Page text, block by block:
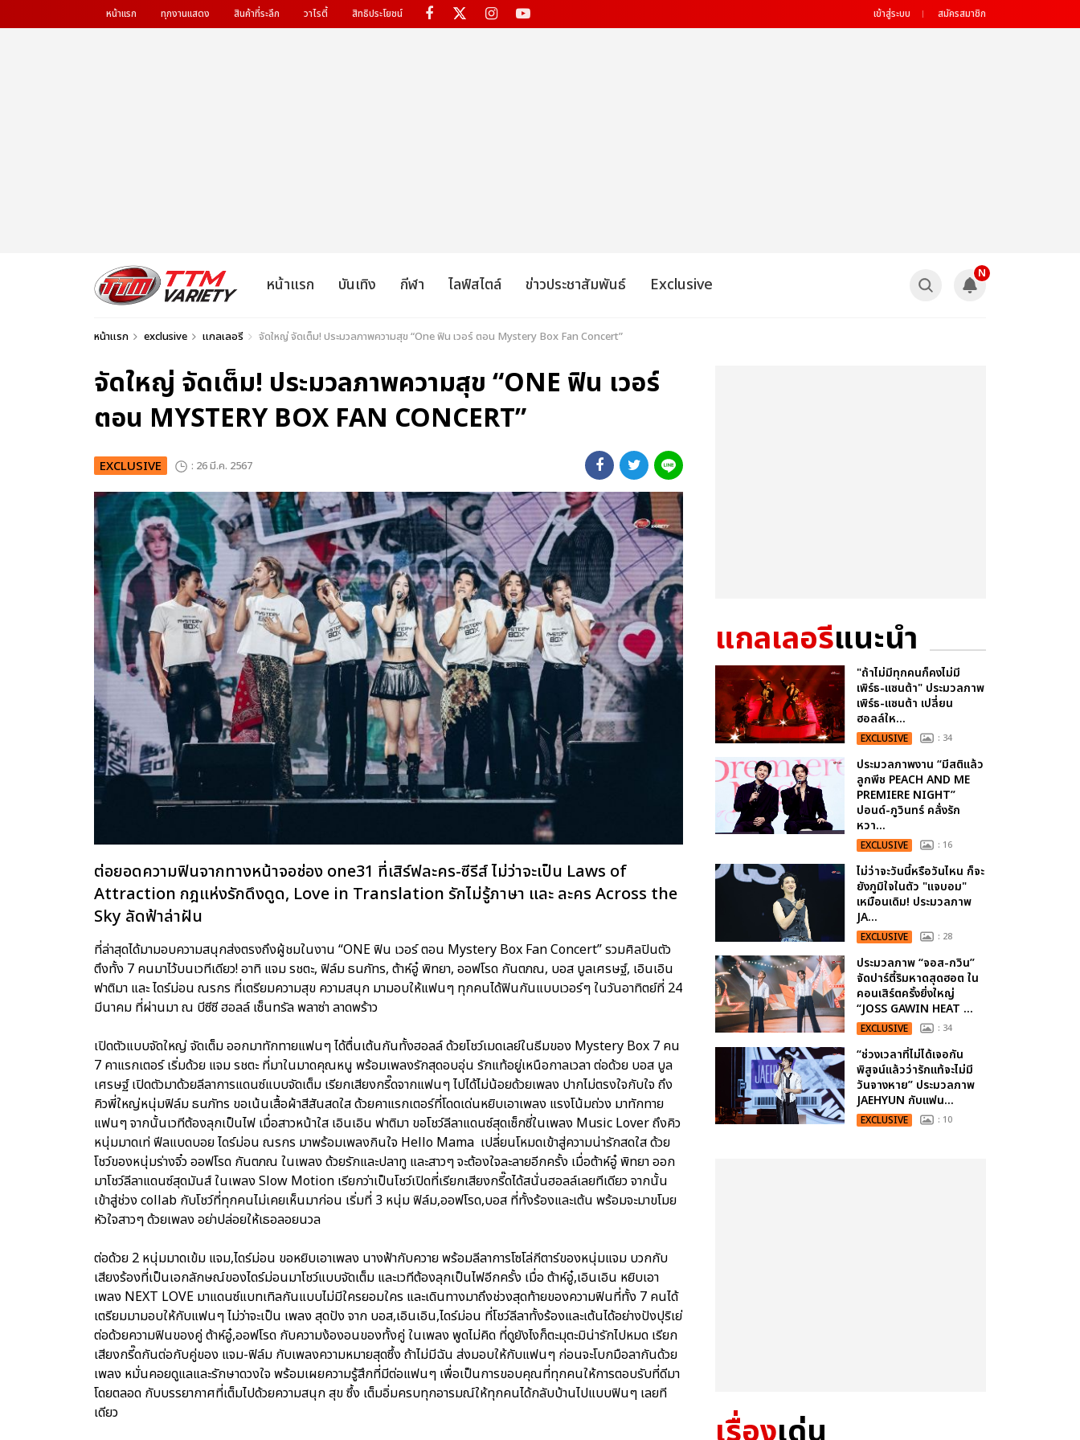
หน้าแรก ทุกงานแสดง สินค้าที่ระลึก วาไรตี้ สิทธิประโยชน์ เข้าสู่ระบบ สมัครสมาชิก
หน้าแรก บันเทิง กีฬา ไลฟ์สไตล์ ข่าวประชาสัมพันธ์ Exclusive
N
หน้าแรก exclusive แกลเลอรี จัดใหญ่ จัดเต็ม! ประมวลภาพความสุข “One ฟิน เวอร์ ตอน Mystery Box Fan Concert”
จัดใหญ่ จัดเต็ม! ประมวลภาพความสุข “ONE ฟิน เวอร์
ตอน MYSTERY BOX FAN CONCERT”
EXCLUSIVE : 26 มี.ค. 2567
ต่อยอดความฟินจากทางหน้าจอช่อง one31 ที่เสิร์ฟละคร-ซีรีส์ ไม่ว่าจะเป็น Laws of
Attraction กฎแห่งรักดึงดูด, Love in Translation รักไม่รู้ภาษา และ ละคร Across the
Sky ลัดฟ้าล่าฝัน
ที่ล่าสุดได้มามอบความสนุกส่งตรงถึงผู้ชมในงาน “ONE ฟิน เวอร์ ตอน Mystery Box Fan Concert” รวมศิลปินตัว
ตึงทั้ง 7 คนมาไว้บนเวทีเดียว! อาทิ แจม รชตะ, ฟิล์ม ธนภัทร, ต้าห์อู๋ พิทยา, ออฟโรด กันตภณ, บอส บูลเศรษฐ์, เอินเอิน
ฟาติมา และ ไดร์ม่อน ณรกร ที่เตรียมความสุข ความสนุก มามอบให้แฟนๆ ทุกคนได้ฟินกันแบบเวอร์ๆ ในวันอาทิตย์ที่ 24
มีนาคม ที่ผ่านมา ณ บีซีซี ฮอลล์ เซ็นทรัล พลาซ่า ลาดพร้าว
เปิดตัวแบบจัดใหญ่ จัดเต็ม ออกมาทักทายแฟนๆ ได้ตื่นเต้นกันทั้งฮอลล์ ด้วยโชว์เมดเลย์ในธีมของ Mystery Box 7 คน
7 คาแรกเตอร์ เริ่มด้วย แจม รชตะ ที่มาในมาดคุณหนู พร้อมเพลงรักสุดอบอุ่น รักแท้อยู่เหนือกาลเวลา ต่อด้วย บอส บูล
เศรษฐ์ เปิดตัวมาด้วยลีลาการแดนซ์แบบจัดเต็ม เรียกเสียงกรี๊ดจากแฟนๆ ไปได้ไม่น้อยด้วยเพลง ปากไม่ตรงใจกับใจ ถึง
คิวพี่ใหญ่หนุ่มฟิล์ม ธนภัทร ขอเน้นเสื้อผ้าสีสันสดใส ด้วยคาแรกเตอร์ที่โดดเด่นหยิบเอาเพลง แรงโน้มถ่วง มาทักทาย
แฟนๆ จากนั้นเวทีต้องลุกเป็นไฟ เมื่อสาวหน้าใส เอินเอิน ฟาติมา ขอโชว์ลีลาแดนซ์สุดเซ็กซี่ในเพลง Music Lover ถึงคิว
หนุ่มมาดเท่ ฟีลแบดบอย ไดร์ม่อน ณรกร มาพร้อมเพลงกินใจ Hello Mama เปลี่ยนโหมดเข้าสู่ความน่ารักสดใส ด้วย
โชว์ของหนุ่มร่างจิ๋ว ออฟโรด กันตภณ ในเพลง ด้วยรักและปลาทู และสาวๆ จะต้องใจละลายอีกครั้ง เมื่อต้าห์อู๋ พิทยา ออก
มาโชว์ลีลาแดนซ์สุดมันส์ ในเพลง Slow Motion เรียกว่าเป็นโชว์เปิดที่เรียกเสียงกรี๊ดได้สนั่นฮอลล์เลยทีเดียว จากนั้น
เข้าสู่ช่วง collab กับโชว์ที่ทุกคนไม่เคยเห็นมาก่อน เริ่มที่ 3 หนุ่ม ฟิล์ม,ออฟโรด,บอส ที่ทั้งร้องและเต้น พร้อมจะมาขโมย
หัวใจสาวๆ ด้วยเพลง อย่าปล่อยให้เธอลอยนวล
ต่อด้วย 2 หนุ่มมาดเข้ม แจม,ไดร์ม่อน ขอหยิบเอาเพลง นางฟ้ากับควาย พร้อมลีลาการโซโล่กีตาร์ของหนุ่มแจม บวกกับ
เสียงร้องที่เป็นเอกลักษณ์ของไดร์ม่อนมาโชว์แบบจัดเต็ม และเวทีต้องลุกเป็นไฟอีกครั้ง เมื่อ ต้าห์อู๋,เอินเอิน หยิบเอา
เพลง NEXT LOVE มาแดนซ์แบทเทิลกันแบบไม่มีใครยอมใคร และเดินทางมาถึงช่วงสุดท้ายของความฟินที่ทั้ง 7 คนได้
เตรียมมามอบให้กับแฟนๆ ไม่ว่าจะเป็น เพลง สุดปัง จาก บอส,เอินเอิน,ไดร์ม่อน ที่โชว์ลีลาทั้งร้องและเต้นได้อย่างปังปุริเย่
ต่อด้วยความฟินของคู่ ต้าห์อู๋,ออฟโรด กับความง้องอนของทั้งคู่ ในเพลง พูดไม่คิด ที่ดูยังไงก็ตะมุตะมิน่ารักไปหมด เรียก
เสียงกรี๊ดกันต่อกับคู่ของ แจม-ฟิล์ม กับเพลงความหมายสุดซึ้ง ถ้าไม่มีฉัน ส่งมอบให้กับแฟนๆ ก่อนจะโบกมือลากันด้วย
เพลง หมั่นคอยดูแลและรักษาดวงใจ พร้อมเผยความรู้สึกที่มีต่อแฟนๆ เพื่อเป็นการขอบคุณที่ทุกคนให้การตอบรับที่ดีมา
โดยตลอด กับบรรยากาศที่เต็มไปด้วยความสนุก สุข ซึ้ง เต็มอิ่มครบทุกอารมณ์ให้ทุกคนได้กลับบ้านไปแบบฟินๆ เลยที
เดียว
แกลเลอรีแนะนำ
"ถ้าไม่มีทุกคนก็คงไม่มี
เพิร์ธ-แซนต้า" ประมวลภาพ
เพิร์ธ-แซนต้า เปลี่ยน
ฮอลล์ให...
EXCLUSIVE : 34
ประมวลภาพงาน “มีสติแล้ว
ลูกพีช PEACH AND ME
PREMIERE NIGHT”
ปอนด์-ภูวินทร์ คลั่งรัก
หวา...
EXCLUSIVE : 16
ไม่ว่าจะวันนี้หรือวันไหน ก็จะ
ยังภูมิใจในตัว "แจบอม"
เหมือนเดิม! ประมวลภาพ
JA...
EXCLUSIVE : 28
ประมวลภาพ “จอส-กวิน”
จัดปาร์ตี้ริมหาดสุดฮอต ใน
คอนเสิร์ตครั้งยิ่งใหญ่
“JOSS GAWIN HEAT ...
EXCLUSIVE : 34
“ช่วงเวลาที่ไม่ได้เจอกัน
พิสูจน์แล้วว่ารักแท้จะไม่มี
วันจางหาย” ประมวลภาพ
JAEHYUN กับแฟน...
EXCLUSIVE : 10